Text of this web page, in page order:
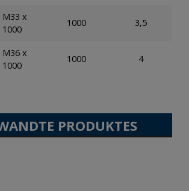
M33 x
1000
1000 3,5
M36 x
1000
1000 4
PRODUKTES